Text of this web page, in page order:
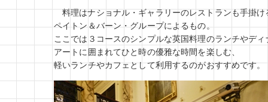
料理はナショナル・ギャラリーのレストランも手掛け
ペイトン＆バーン・グループによるもの。
ここでは３コースのシンプルな英国料理のランチやデ
アートに囲まれてひと時の優雅な時間を楽しむ、
軽いランチやカフェとして利用するのがおすすめです